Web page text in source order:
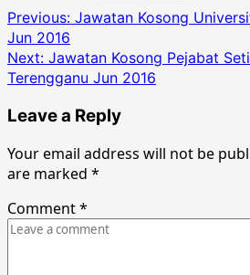
Post
navigation
Previous: Jawatan Kosong
Jun 2016
Next: Jawatan Kosong Pejabat
Terengganu Jun 2016
Leave a Reply
Your email address will not be
are marked *
Comment*